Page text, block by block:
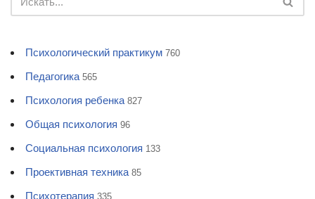
Психологический практикум 760
Педагогика 565
Психология ребенка 827
Общая психология 96
Социальная психология 133
Проективная техника 85
Психотерапия 335